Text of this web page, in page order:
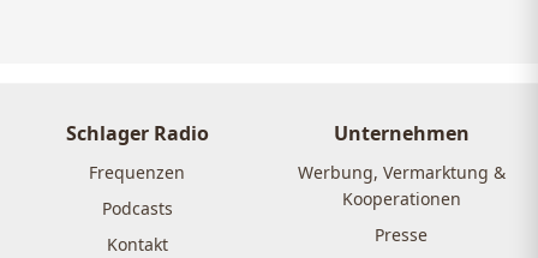
Schlager Radio
Frequenzen
Podcasts
Kontakt
Unternehmen
Werbung, Vermarktung &
Kooperationen
Presse